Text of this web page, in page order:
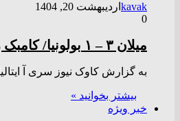
kavak اردیبهشت 20, 1404
0
میلان ۳ – ۱ بولونیا/ کامبک روسونری، دستگرمی قبل از فینال جام حذفی + فیلم
به گزارش کاوک نیوز سری آ ایتالیا؛ ۰۱:۰۲ – ۲۰ ارديبهشت ۱۴۰۴ سری آ ایتالیا؛ در نخستین دیدار
بیشتر بخوانید »
خبر ویژه